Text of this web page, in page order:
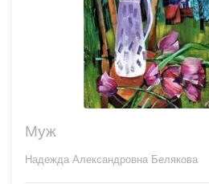
Муж
Надежда Александровна Белякова